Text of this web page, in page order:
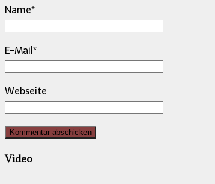
Name*
E-Mail*
Webseite
Video